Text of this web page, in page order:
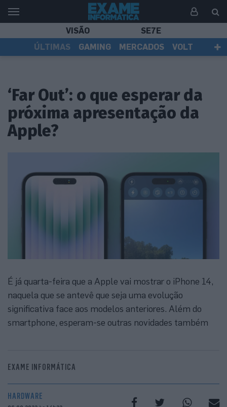
VISÃO
SE7E
ÚLTIMAS
GAMING MERCADOS
VOLT
‘Far Out’: o que esperar da
próxima apresentação da
Apple?
É já quarta-feira que a Apple vai mostrar o iPhone 14,
naquela que se antevê que seja uma evolução
significativa face aos modelos anteriores. Além do
smartphone, esperam-se outras novidades também
EXAME INFORMÁTICA
HARDWARE